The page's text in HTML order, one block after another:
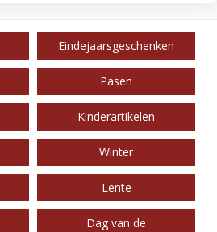
Eindejaarsgeschenken
Pasen
Kinderartikelen
Winter
Lente
Dag van de